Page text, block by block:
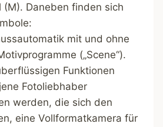
(M). Daneben finden sich
mit und ohne
(„Scene“).
Funktionen
Fotoliebhaber
werden, die sich den
eine Vollformatkamera für